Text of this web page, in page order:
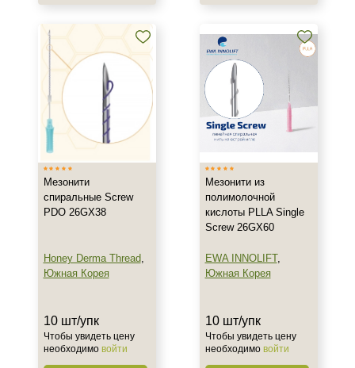
Мезонити
спиральные Screw
PDO 26GX38
Honey Derma Thread,
Южная Корея
10 шт/упк
Чтобы увидеть цену
необходимо войти
Мезонити из
полимолочной
кислоты PLLA Single
Screw 26GX60
EWA INNOLIFT,
Южная Корея
10 шт/упк
Чтобы увидеть цену
необходимо войти